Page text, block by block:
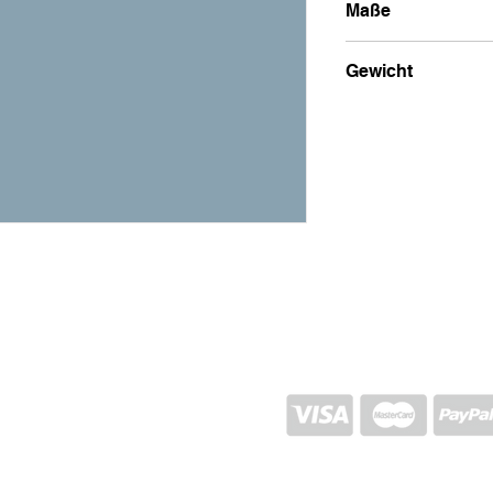
Maße
Gewicht